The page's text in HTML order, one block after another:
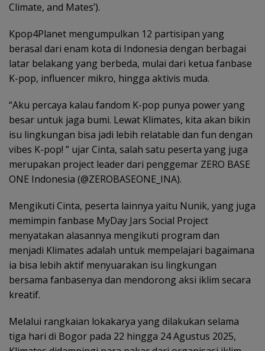
Climate, and Mates’).
Kpop4Planet mengumpulkan 12 partisipan yang
berasal dari enam kota di Indonesia dengan berbagai
latar belakang yang berbeda, mulai dari ketua fanbase
K-pop, influencer mikro, hingga aktivis muda.
“Aku percaya kalau fandom K-pop punya power yang
besar untuk jaga bumi. Lewat Klimates, kita akan bikin
isu lingkungan bisa jadi lebih relatable dan fun dengan
vibes K-pop! ” ujar Cinta, salah satu peserta yang juga
merupakan project leader dari penggemar ZERO BASE
ONE Indonesia (@ZEROBASEONE_INA).
Mengikuti Cinta, peserta lainnya yaitu Nunik, yang juga
memimpin fanbase MyDay Jars Social Project
menyatakan alasannya mengikuti program dan
menjadi Klimates adalah untuk mempelajari bagaimana
ia bisa lebih aktif menyuarakan isu lingkungan
bersama fanbasenya dan mendorong aksi iklim secara
kreatif.
Melalui rangkaian lokakarya yang dilakukan selama
tiga hari di Bogor pada 22 hingga 24 Agustus 2025,